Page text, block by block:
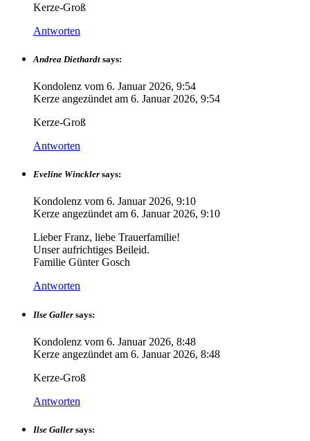
Kerze-Groß
Antworten
Andrea Diethardt says:
Kondolenz vom 6. Januar 2026, 9:54
Kerze angezündet am 6. Januar 2026, 9:54
Kerze-Groß
Antworten
Eveline Winckler says:
Kondolenz vom 6. Januar 2026, 9:10
Kerze angezündet am 6. Januar 2026, 9:10
Lieber Franz, liebe Trauerfamilie!
Unser aufrichtiges Beileid.
Familie Günter Gosch
Antworten
Ilse Galler says:
Kondolenz vom 6. Januar 2026, 8:48
Kerze angezündet am 6. Januar 2026, 8:48
Kerze-Groß
Antworten
Ilse Galler says: